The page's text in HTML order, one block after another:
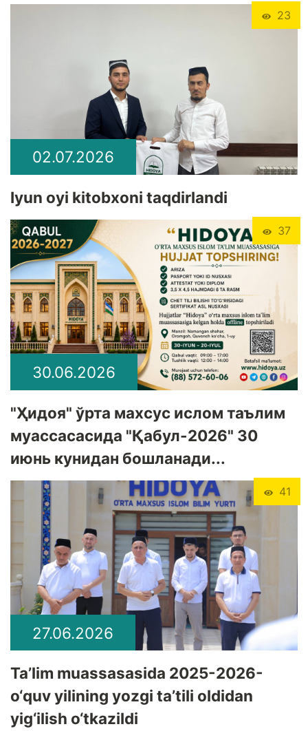
23
02.07.2026
Iyun oyi kitobxoni taqdirlandi
37
30.06.2026
"Ҳидоя" ўрта махсус ислом таълим
муассасасида "Қабул-2026" 30
июнь кунидан бошланади...
41
27.06.2026
Ta’lim muassasasida 2025-2026-
o‘quv yilining yozgi ta’tili oldidan
yig‘ilish o‘tkazildi